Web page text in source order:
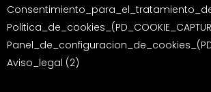
Aviso_legal (2)